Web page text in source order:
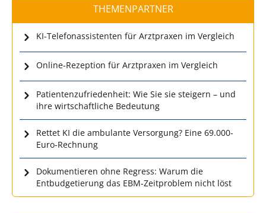
THEMENPARTNER
KI-Telefonassistenten für Arztpraxen im Vergleich
Online-Rezeption für Arztpraxen im Vergleich
Patientenzufriedenheit: Wie Sie sie steigern – und
ihre wirtschaftliche Bedeutung
Rettet KI die ambulante Versorgung? Eine 69.000-
Euro-Rechnung
Dokumentieren ohne Regress: Warum die
Entbudgetierung das EBM-Zeitproblem nicht löst